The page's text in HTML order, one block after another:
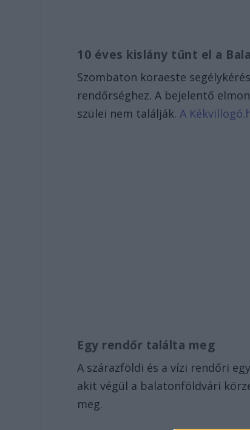
10 éves kislány tűnt el a
Szombaton koraeste
rendőrséghez. A bejelentő
szülei nem találják.A
Egy rendőr találta meg
A szárazföldi és a vízi rendőri
akit végül a balatonföldvári
meg.